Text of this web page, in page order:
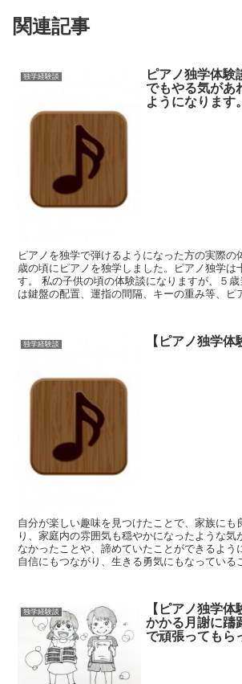
関連記事
独学経験談
ピアノ独学体験
でもやる気があ
ようになります
ピアノを独学で弾けるようになった方の実際の
歳の頃にピアノを独学しました。ピアノ独学は
す。 私の子供の頃の体験談になりますが、５
は鍵盤の配置、運指の間隔、キーの重み等、ピ
独学経験談 【ピアノ独学体
自分が楽しい趣味を見つけたことで、家族にも
り、家庭内の雰囲気も穏やかになったような気
なかったことや、諦めていたことができるよう
自信にもつながり、生きる勇気にもなっている
独学経験談
【ピアノ独学体
かかる月謝に躊
で頑張ってもら